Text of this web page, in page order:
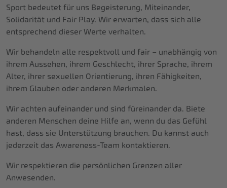
Sport bedeutet für uns Begeisterung, Miteinander,
Solidarität und Fair Play. Wir erwarten, dass sich alle
entsprechend dieser Werte verhalten.
Wir behandeln alle respektvoll und fair – unabhängig von
ihrem Aussehen, ihrem Geschlecht, ihrer Sprache, ihrem
Alter, ihrer sexuellen Orientierung, ihren Fähigkeiten,
ihrem Glauben oder anderen Merkmalen.
Wir achten aufeinander und sind füreinander da. Biete
anderen Menschen deine Hilfe an, wenn du das Gefühl
hast, dass sie Unterstützung brauchen. Du kannst auch
jederzeit das Awareness-Team kontaktieren.
Wir respektieren die persönlichen Grenzen aller
Anwesenden.